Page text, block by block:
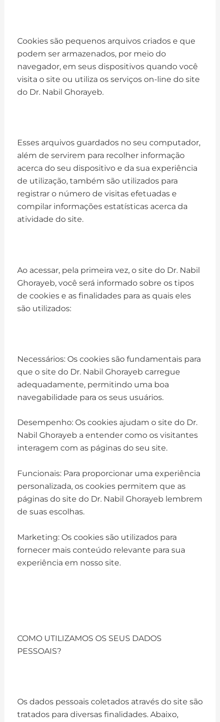
Cookies são pequenos arquivos criados e que
podem ser armazenados, por meio do
navegador, em seus dispositivos quando você
visita o site ou utiliza os serviços on-line do site
do Dr. Nabil Ghorayeb.
Esses arquivos guardados no seu computador,
além de servirem para recolher informação
acerca do seu dispositivo e da sua experiência
de utilização, também são utilizados para
registrar o número de visitas efetuadas e
compilar informações estatísticas acerca da
atividade do site.
Ao acessar, pela primeira vez, o site do Dr. Nabil
Ghorayeb, você será informado sobre os tipos
de cookies e as finalidades para as quais eles
são utilizados:
Necessários: Os cookies são fundamentais para
que o site do Dr. Nabil Ghorayeb carregue
adequadamente, permitindo uma boa
navegabilidade para os seus usuários.
Desempenho: Os cookies ajudam o site do Dr.
Nabil Ghorayeb a entender como os visitantes
interagem com as páginas do seu site.
Funcionais: Para proporcionar uma experiência
personalizada, os cookies permitem que as
páginas do site do Dr. Nabil Ghorayeb lembrem
de suas escolhas.
Marketing: Os cookies são utilizados para
fornecer mais conteúdo relevante para sua
experiência em nosso site.
COMO UTILIZAMOS OS SEUS DADOS
PESSOAIS?
Os dados pessoais coletados através do site são
tratados para diversas finalidades. Abaixo,